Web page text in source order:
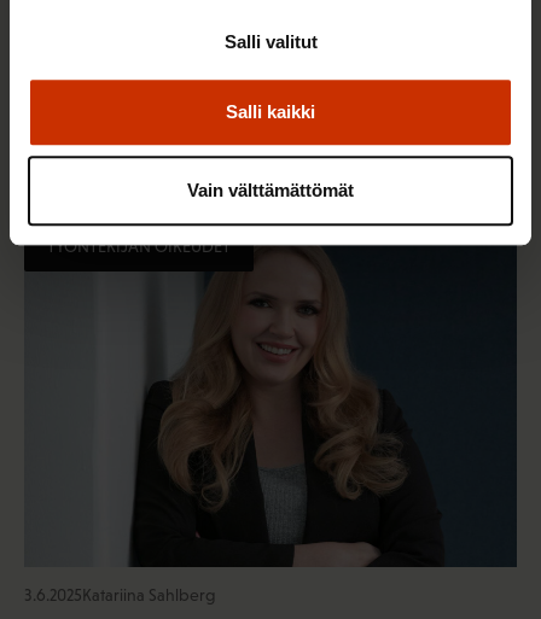
Salli kaikki
Salli valitut
Vain välttämättömät
Katariina Sahlberg
perusoikeuksista muuttaessaan
irtisanomisperusteita
TYÖNTEKIJÄN OIKEUDET
3.6.2025Katariina Sahlberg